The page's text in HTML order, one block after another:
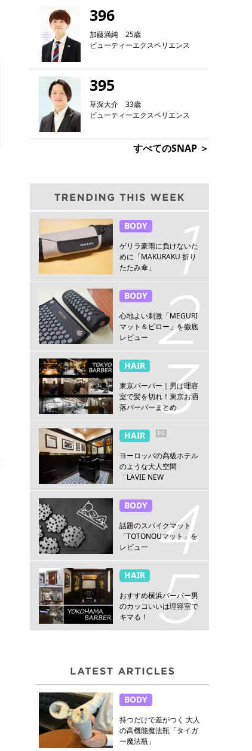
396
加藤満純 25歳
ビューティーエクスペリエンス
395
草深大介 33歳
ビューティーエクスペリエンス
すべてのSNAP ＞
BODY
ゲリラ豪雨に負けないた
めに「MAKURAKU 折り
たたみ傘」
BODY
心地よい刺激「MEGURI
マット＆ピロー」を徹底
レビュー
HAIR
東京バーバー｜男は理容
室で髪を切れ！東京お洒
落バーバーまとめ
HAIR PR
ヨーロッパの高級ホテル
のような大人空間
「LAVIE NEW
店」
BODY
話題のスパイクマット
「TOTONOUマット」を
レビュー
HAIR
おすすめ横浜バーバー男
のカッコいいは理容室で
キマる！
BODY
持つだけで差がつく 大人
の高機能魔法瓶「タイガ
ー魔法瓶」